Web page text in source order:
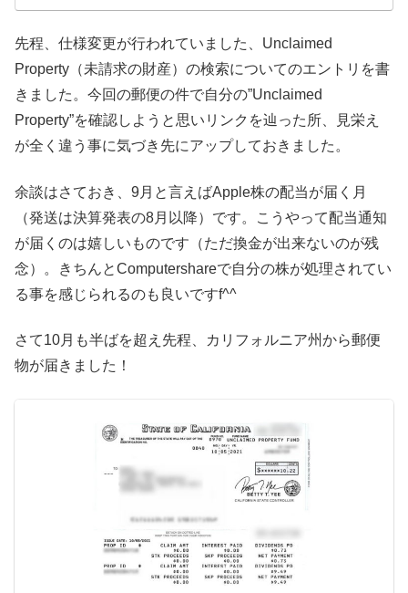
先程、仕様変更が行われていました、Unclaimed
Property（未請求の財産）の検索についてのエントリを書
きました。今回の郵便の件で自分の”Unclaimed
Property”を確認しようと思いリンクを辿った所、見栄え
が全く違う事に気づき先にアップしておきました。
余談はさておき、9月と言えばApple株の配当が届く月
（発送は決算発表の8月以降）です。こうやって配当通知
が届くのは嬉しいものです（ただ換金が出来ないのが残
念）。きちんとComputershareで自分の株が処理されてい
る事を感じられるのも良いですf^^
さて10月も半ばを超え先程、カリフォルニア州から郵便
物が届きました！